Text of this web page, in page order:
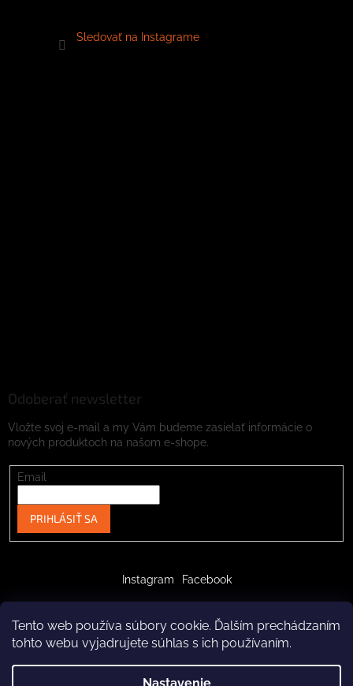
Tento web používa súbory cookie. Ďalším prechádzaním
tohto webu vyjadrujete súhlas s ich používaním.
Sledovať na Instagrame
Odoberať newsletter
Vložte svoj e-mail a my Vám budeme zasielať informácie o
nových produktoch na našom e-shope.
Email
PRIHLÁSIŤ SA
Instagram Facebook